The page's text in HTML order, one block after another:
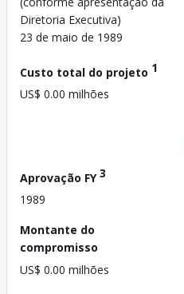
Diretoria Executiva)
23 de maio de 1989
Custo total do projeto 1
US$ 0.00 milhões
Aprovação FY3
1989
Montante do
compromisso
US$ 0.00 milhões